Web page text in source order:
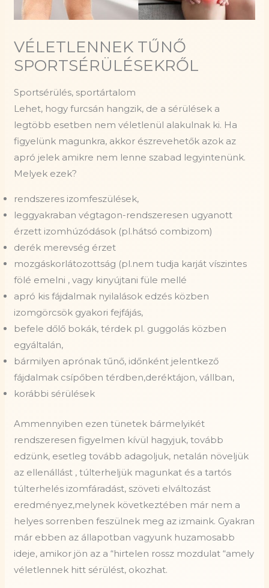
VÉLETLENNEK TŰNŐ
SPORTSÉRÜLÉSEKRŐL
Sportsérülés, sportártalom
Lehet, hogy furcsán hangzik, de a sérülések a
legtöbb esetben nem véletlenül alakulnak ki. Ha
figyelünk magunkra, akkor észrevehetők azok az
apró jelek amikre nem lenne szabad legyintenünk.
Melyek ezek?
rendszeres izomfeszülések,
leggyakraban végtagon-rendszeresen ugyanott
érzett izomhúzódások (pl.hátsó combizom)
derék merevség érzet
mozgáskorlátozottság (pl.nem tudja karját víszintes
fölé emelni , vagy kinyújtani füle mellé
apró kis fájdalmak nyilalások edzés közben
izomgörcsök gyakori fejfájás,
befele dőlő bokák, térdek pl. guggolás közben
egyáltalán,
bármilyen aprónak tűnő, időnként jelentkező
fájdalmak csípőben térdben,deréktájon, vállban,
korábbi sérülések
Ammennyiben ezen tünetek bármelyikét
rendszeresen figyelmen kívül hagyjuk, tovább
edzünk, esetleg tovább adagoljuk, netalán növeljük
az ellenállást , túlterheljük magunkat és a tartós
túlterhelés izomfáradást, szöveti elváltozást
eredményez,melynek következtében már nem a
helyes sorrenben feszülnek meg az izmaink. Gyakran
már ebben az állapotban vagyunk huzamosabb
ideje, amikor jön az a “hirtelen rossz mozdulat “amely
véletlennek hitt sérülést, okozhat.